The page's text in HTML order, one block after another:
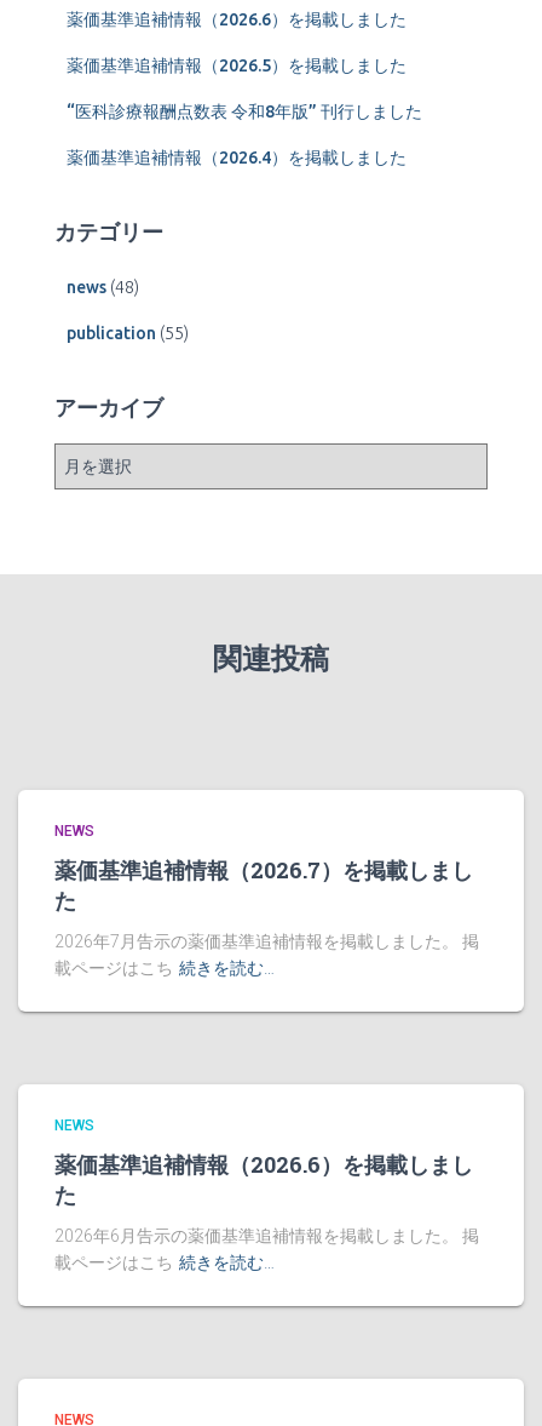
薬価基準追補情報（2026.6）を掲載しました
薬価基準追補情報（2026.5）を掲載しました
“医科診療報酬点数表 令和8年版” 刊行しました
薬価基準追補情報（2026.4）を掲載しました
カテゴリー
news (48)
publication (55)
アーカイブ
ー
関連投稿
NEWS
薬価基準追補情報（2026.7）を掲載しまし
た
2026年7月告示の薬価基準追補情報を掲載しました。 掲
載ページはこち 続きを読む…
NEWS
薬価基準追補情報（2026.6）を掲載しまし
た
2026年6月告示の薬価基準追補情報を掲載しました。 掲
載ページはこち 続きを読む…
NEWS